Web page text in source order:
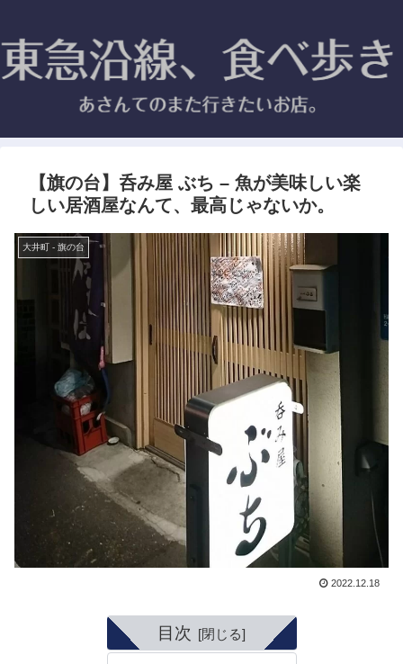
【旗の台】呑み屋 ぶち – 魚が美味しい楽
しい居酒屋なんて、最高じゃないか。
大井町 - 旗の台
2022.12.18
目次